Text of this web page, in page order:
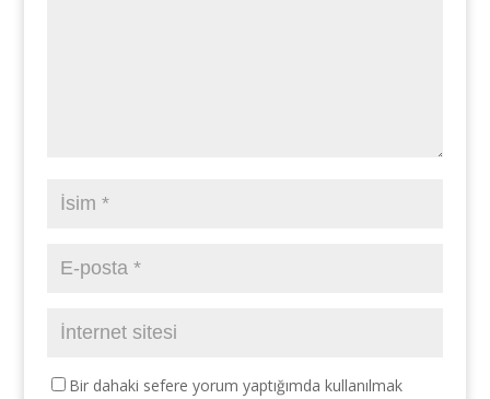
Bir dahaki sefere yorum yaptığımda kullanılmak